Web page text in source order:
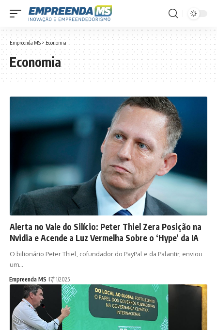
Empreenda MS>Economia
Economia
Alerta no Vale do Silício: Peter Thiel Zera Posição na
Nvidia e Acende a Luz Vermelha Sobre o ‘Hype’ da IA
O bilionário Peter Thiel, cofundador do PayPal e da Palantir, enviou
um…
Empreenda MS 17/11/2025